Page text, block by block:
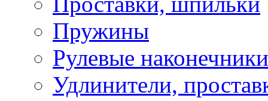
Пружины
Рулевые наконечники
Удлинители,